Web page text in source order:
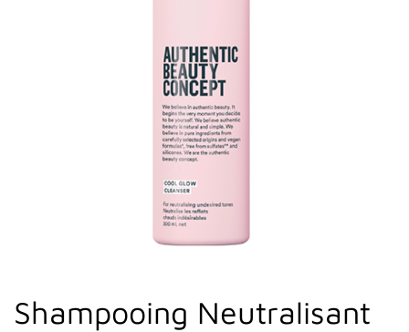
Shampooing Neutralisant